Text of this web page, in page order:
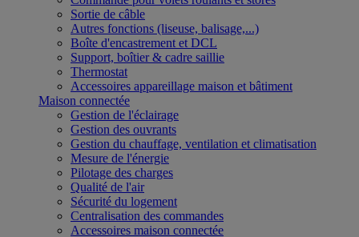
Sortie de câble
Autres fonctions (liseuse, balisage,...)
Boîte d'encastrement et DCL
Support, boîtier & cadre saillie
Thermostat
Accessoires appareillage maison et bâtiment
Maison connectée
Gestion de l'éclairage
Gestion des ouvrants
Gestion du chauffage, ventilation et climatisation
Mesure de l'énergie
Pilotage des charges
Qualité de l'air
Sécurité du logement
Centralisation des commandes
Accessoires maison connectée